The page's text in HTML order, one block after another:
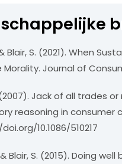
Blair, S. (2021). When
Journal of
Jack of all trades
reasoning in consumer
10.1086/510217
Blair, S. (2015). Doing